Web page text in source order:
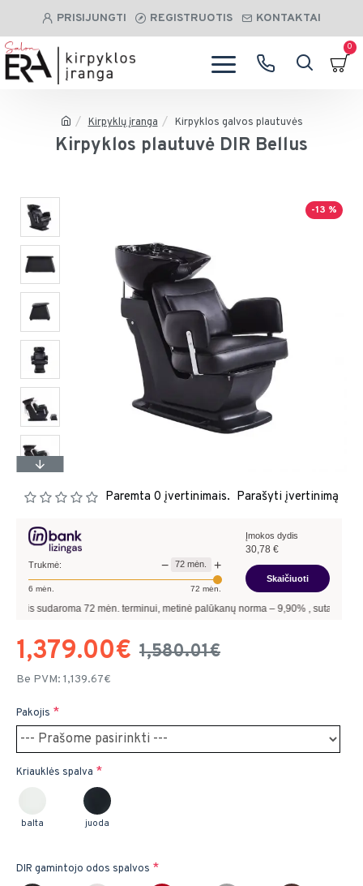
PRISIJUNGTI REGISTRUOTIS KONTAKTAI
0
Kirpyklų įranga Kirpyklos galvos plautuvės
Kirpyklos plautuvė DIR Bellus
-13 %
Paremta 0 įvertinimais. Parašyti įvertinimą
1,379.00€ 1,580.01€
Be PVM: 1,139.67€
Pakojis
Kriauklės spalva
balta juoda
DIR gamintojo odos spalvos
Trukmė: − 72 mėn. +
6 mėn. 72 mėn.
Įmokos dydis
30,78 €
Skaičiuoti
72mėn. terminui, metinė palūkanų norma –9,90%, sutarties sudarymo